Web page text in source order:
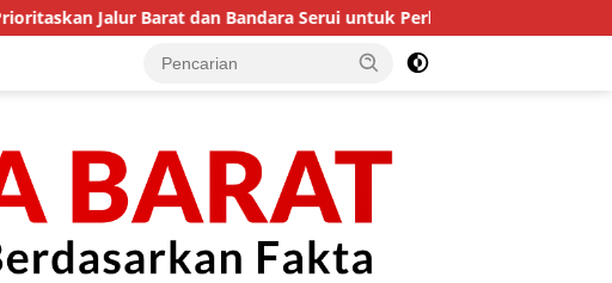
Jalur Barat dan Bandara Serui untuk Perkuat Ekonomi dan Layanan